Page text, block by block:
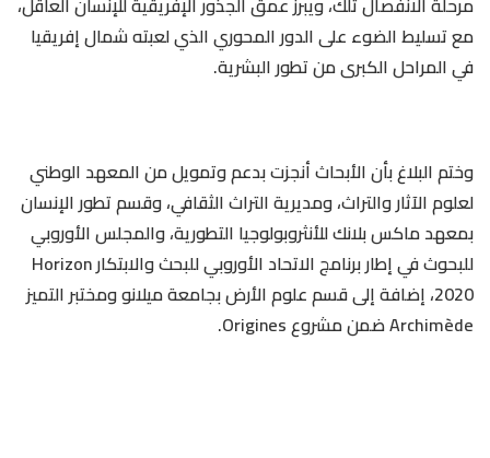
مع تسليط الضوء على الدور المحوري الذي لعبته شمال إفريقيا
في المراحل الكبرى من تطور البشرية.
وختم البلاغ بأن الأبحاث أنجزت بدعم وتمويل من المعهد الوطني
لعلوم الآثار والتراث، ومديرية التراث الثقافي، وقسم تطور الإنسان
بمعهد ماكس بلانك للأنثروبولوجيا التطورية، والمجلس الأوروبي
للبحوث في إطار برنامج الاتحاد الأوروبي للبحث والابتكار Horizon
2020، إضافة إلى قسم علوم الأرض بجامعة ميلانو ومختبر التميز
Archimède ضمن مشروع Origines.